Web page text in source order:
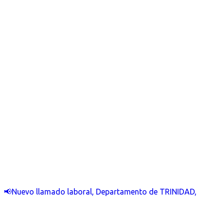
📢Nuevo llamado laboral, Departamento de TRINIDAD,